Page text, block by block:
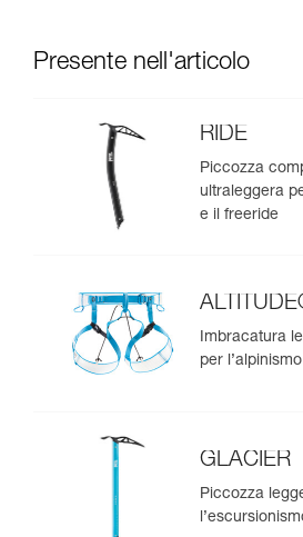
Presente nell'articolo
RIDE
Piccozza
ultraleggera
e il freeride
Imbracatura
per
GLACIER
Piccozza